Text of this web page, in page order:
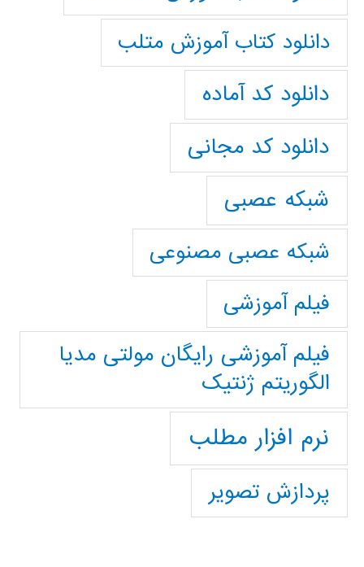
دانلود کتاب آموزش متلب
دانلود کد آماده
دانلود کد مجانی
شبکه عصبی
شبکه عصبی مصنوعی
فیلم آموزشی
فیلم آموزشی رایگان مولتی مدیا
الگوریتم ژنتیک
نرم افزار مطلب
پردازش تصویر